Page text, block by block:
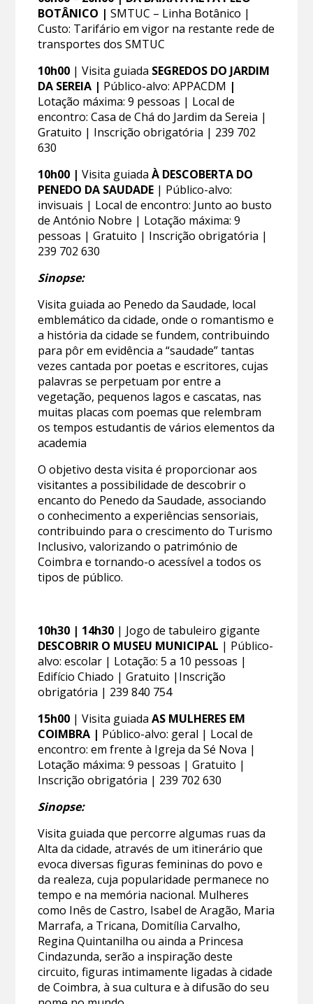
BOTÂNICO |SMTUC – Linha Botânico |
Custo: Tarifário em vigor na restante rede de
transportes dos SMTUC
10h00 | Visita guiada SEGREDOS DO JARDIM
DA SEREIA | Público-alvo: APPACDM |
Lotação máxima: 9 pessoas | Local de
encontro: Casa de Chá do Jardim da Sereia |
Gratuito | Inscrição obrigatória | 239 702
630
10h00 |Visita guiadaÀ DESCOBERTA DO
PENEDO DA SAUDADE | Público-alvo:
invisuais | Local de encontro: Junto ao busto
de António Nobre | Lotação máxima: 9
pessoas | Gratuito | Inscrição obrigatória |
239 702 630
Sinopse:
Visita guiada ao Penedo da Saudade, local
emblemático da cidade, onde o romantismo e
a história da cidade se fundem, contribuindo
para pôr em evidência a “saudade” tantas
vezes cantada por poetas e escritores, cujas
palavras se perpetuam por entre a
vegetação, pequenos lagos e cascatas, nas
muitas placas com poemas que relembram
os tempos estudantis de vários elementos da
academia
O objetivo desta visita é proporcionar aos
visitantes a possibilidade de descobrir o
encanto do Penedo da Saudade, associando
o conhecimento a experiências sensoriais,
contribuindo para o crescimento do Turismo
Inclusivo, valorizando o património de
Coimbra e tornando-o acessível a todos os
tipos de público.
10h30 | 14h30 | Jogo de tabuleiro gigante
DESCOBRIR O MUSEU MUNICIPAL | Público-
alvo: escolar | Lotação: 5 a 10 pessoas |
Edifício Chiado | Gratuito |Inscrição
obrigatória | 239 840 754
15h00 | Visita guiadaAS MULHERES EM
COIMBRA | Público-alvo: geral | Local de
encontro: em frente à Igreja da Sé Nova |
Lotação máxima: 9 pessoas | Gratuito |
Inscrição obrigatória | 239 702 630
Sinopse:
Visita guiada que percorre algumas ruas da
Alta da cidade, através de um itinerário que
evoca diversas figuras femininas do povo e
da realeza, cuja popularidade permanece no
tempo e na memória nacional. Mulheres
como Inês de Castro, Isabel de Aragão, Maria
Marrafa, a Tricana, Domitília Carvalho,
Regina Quintanilha ou ainda a Princesa
Cindazunda, serão a inspiração deste
circuito, figuras intimamente ligadas à cidade
de Coimbra, à sua cultura e à difusão do seu